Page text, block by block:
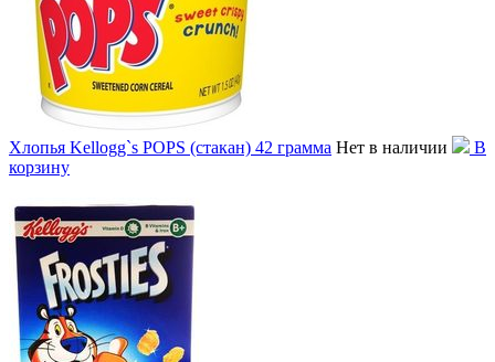
Хлопья Kellogg`s POPS (стакан) 42 грамма Нет в наличии
В
корзину